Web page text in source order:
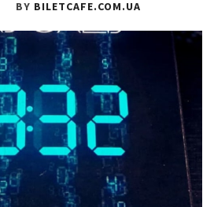
BY BILETCAFE.COM.UA